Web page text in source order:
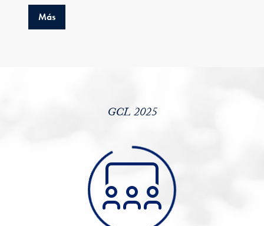
Másabout GCL 2025 - Impulsando el impacto
GCL 2025